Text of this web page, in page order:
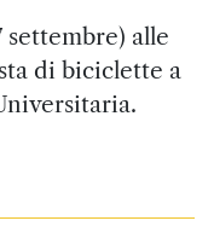
alle
di biciclette a